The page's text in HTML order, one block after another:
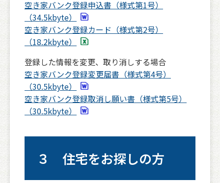
空き家バンク登録申込書（様式第1号）
（34.5kbyte）
空き家バンク登録カード（様式第2号）
（18.2kbyte）
登録した情報を変更、取り消しする場合
空き家バンク登録変更届書（様式第4号）
（30.5kbyte）
空き家バンク登録取消し願い書（様式第5号）
（30.5kbyte）
３ 住宅をお探しの方